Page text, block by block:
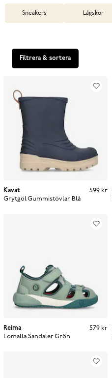
Sneakers Lågskor
Filtrera & sortera
Kavat
Grytgöl Gummistövlar Blå
599 kr
599 kr
Reima
Lomalla SandalerGrön
579 kr
579 kr